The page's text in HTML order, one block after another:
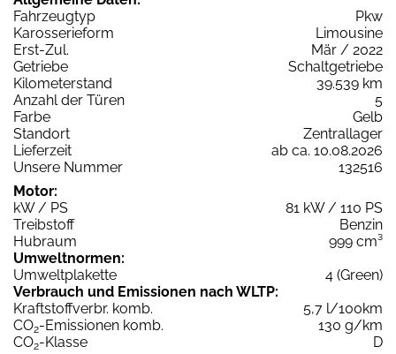
Fahrzeugtyp
Pkw
Karosserieform
Limousine
Erst-Zul.
Mär / 2022
Getriebe
Schaltgetriebe
Kilometerstand
39.539 km
Anzahl der Türen
5
Farbe
Gelb
Standort
Zentrallager
Lieferzeit
ab ca. 10.08.2026
Unsere Nummer
132516
Motor:
kW / PS
81 kW / 110 PS
Treibstoff
Benzin
Hubraum
999 cm³
Umweltnormen:
Umweltplakette
4 (Green)
Verbrauch und Emissionen nach WLTP:
Kraftstoffverbr. komb.
5,7 l/100km
CO2-Emissionen komb.
130 g/km
CO2-Klasse
D